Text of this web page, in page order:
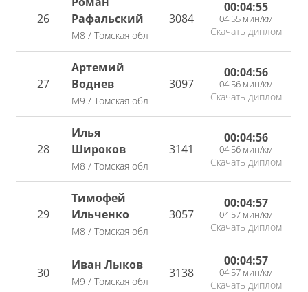
26
Рафальский
М8 / Томская обл
3084
00:04:55
04:55 мин/км
Скачать диплом
27
Артемий
Воднев
М9 / Томская обл
3097
00:04:56
04:56 мин/км
Скачать диплом
28
Илья
Широков
М8 / Томская обл
3141
00:04:56
04:56 мин/км
Скачать диплом
29
Тимофей
Ильченко
М8 / Томская обл
3057
00:04:57
04:57 мин/км
Скачать диплом
30
Иван Лыков
М9 / Томская обл
3138
00:04:57
04:57 мин/км
Скачать диплом